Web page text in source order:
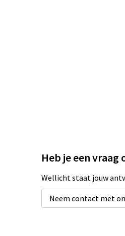
Heb je een
Wellicht staat jouw
Neem contact met